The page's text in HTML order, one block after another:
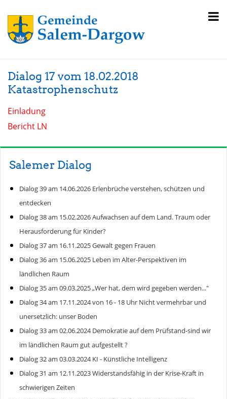
Dialog 17 vom 18.02.2018
Katastrophenschutz
Einladung
Bericht LN
Salemer Dialog
Dialog 39 am 14.06.2026 Erlenbrüche verstehen, schützen und
entdecken
Dialog 38 am 15.02.2026 Aufwachsen auf dem Land. Traum oder
Herausforderung für Kinder?
Dialog 37 am 16.11.2025 Gewalt gegen Frauen
Dialog 36 am 15.06.2025 Leben im Alter-Perspektiven im
ländlichen Raum
Dialog 35 am 09.03.2025 „Wer hat, dem wird gegeben werden..."
Dialog 34 am 17.11.2024 von 16 - 18 Uhr Nicht vermehrbar und
unersetzlich: unser Boden
Dialog 33 am 02.06.2024 Demokratie auf dem Prüfstand-sind wir
im ländlichen Raum gut aufgestellt ?
Dialog 32 am 03.03.2024 KI - Künstliche Intelligenz
Dialog 31 am 12.11.2023 Widerstandsfähig in der Krise-Kraft in
schwierigen Zeiten